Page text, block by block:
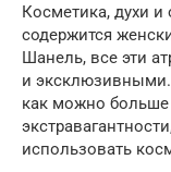
Косметика, духи и
содержится
Шанель, все эти
и
как можно больше
использовать